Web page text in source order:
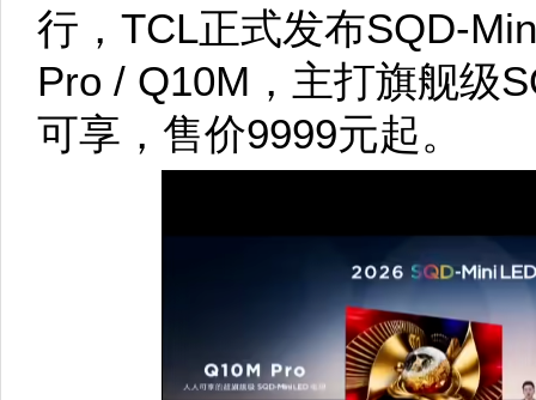
行，TCL正式发布SQD-
Pro / Q10M，主打旗舰级
可享，售价9999元起。